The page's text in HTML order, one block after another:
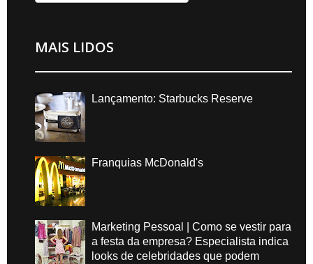
MAIS LIDOS
Lançamento: Starbucks Reserve
Franquias McDonald's
Marketing Pessoal | Como se vestir para
a festa da empresa? Especialista indica
looks de celebridades que podem